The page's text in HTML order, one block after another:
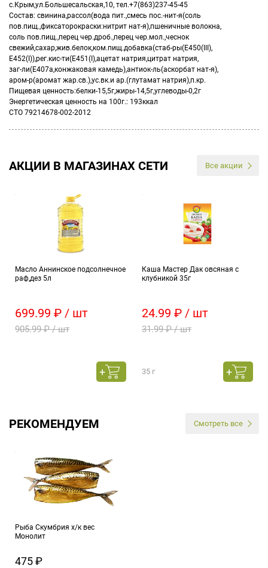
с.Крым,ул.Большесальская,10, тел.+7(863)237-45-45
Состав: свинина,рассол(вода пит.,смесь пос.-нит-я(соль
пов.пищ.,фиксаторокраски:нитрит нат-я),пшеничные волокна,
соль пов.пищ.,перец чер.дроб.,перец чер.мол.,чеснок
свежий,сахар,жив.белок,ком.пищ.добавка(стаб-ры(Е450(III),
Е452(I)),рег.кис-ти(Е451(I),ацетат натрия,цитрат натрия,
заг-ли(Е407а,конжаковая камедь),антиок-ль(аскорбат нат-я),
аром-р(аромат жар.св.),ус.вк.и ар.(глутамат натрия),п.кр.
Пищевая ценность:белки-15,5г,жиры-14,5г,углеводы-0,2г
Энергетическая ценность на 100г.: 193ккал
СТО 79214678-002-2012
АКЦИИ В МАГАЗИНАХ СЕТИ Все акции
Масло Аннинское подсолнечное
раф,дез 5л
699.99 ₽ / шт
905.99 ₽ / шт
Каша Мастер Дак овсяная с
клубникой 35г
24.99 ₽ / шт
31.99 ₽ / шт
35 г
РЕКОМЕНДУЕМ Смотреть все
Рыба Скумбрия х/к вес
Монолит
475 ₽